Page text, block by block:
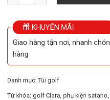
KHUYẾN MÃI
Giao hàng tận nơi, nhanh
hàng
Danh mục: Túi golf
Từ khóa: golf Clara, phụ kiện satano,